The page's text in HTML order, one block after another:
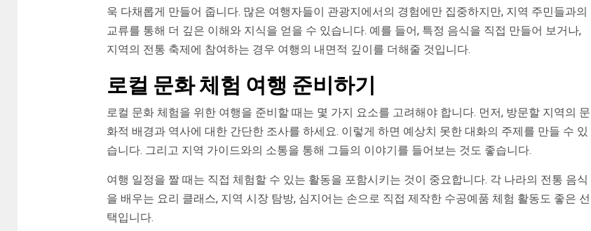
욱 다채롭게 만들어 줍니다. 많은 여행자들이 관광지에서의 경험에만 집중하지만, 지역 주민들과의
교류를 통해 더 깊은 이해와 지식을 얻을 수 있습니다. 예를 들어, 특정 음식을 직접 만들어 보거나,
지역의 전통 축제에 참여하는 경우 여행의 내면적 깊이를 더해줄 것입니다.
로컬 문화 체험 여행 준비하기
로컬 문화 체험을 위한 여행을 준비할 때는 몇 가지 요소를 고려해야 합니다. 먼저, 방문할 지역의 문
화적 배경과 역사에 대한 간단한 조사를 하세요. 이렇게 하면 예상치 못한 대화의 주제를 만들 수 있
습니다. 그리고 지역 가이드와의 소통을 통해 그들의 이야기를 들어보는 것도 좋습니다.
여행 일정을 짤 때는 직접 체험할 수 있는 활동을 포함시키는 것이 중요합니다. 각 나라의 전통 음식
을 배우는 요리 클래스, 지역 시장 탐방, 심지어는 손으로 직접 제작한 수공예품 체험 활동도 좋은 선
택입니다.